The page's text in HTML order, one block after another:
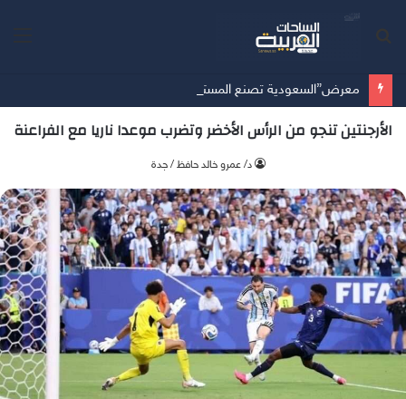
الأرجنتين تنجو من الرأس الأخضر وتضرب موعدا ناريا مع الفراعنة
د/ عمرو خالد حافظ / جدة